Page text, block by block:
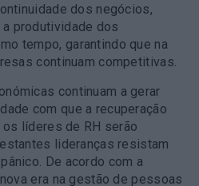
dos negócios,
produtividade dos
tempo, garantindo que na
continuam competitivas.
continuam a gerar
com que a recuperação
líderes de RH serão
lideranças resistam
De acordo com a
era na gestão de pessoas